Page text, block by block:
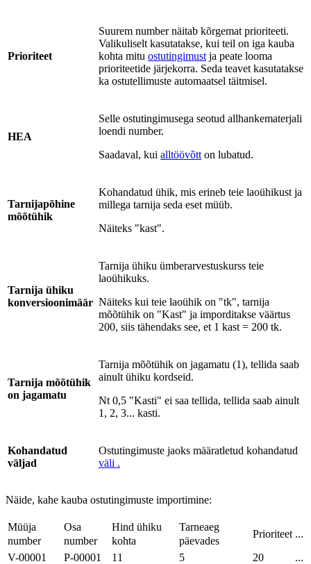
Prioriteet
Suurem number näitab kõrgemat prioriteeti.
Valikuliselt kasutatakse, kui teil on iga kauba
kohta mitu ostutingimust ja peate looma
prioriteetide järjekorra. Seda teavet kasutatakse
ka ostutellimuste automaatsel täitmisel.
HEA
Selle ostutingimusega seotud allhankematerjali
loendi number.
Saadaval, kui alltöövõtt on lubatud.
Tarnijapõhine
mõõtühik
Kohandatud ühik, mis erineb teie laoühikust ja
millega tarnija seda eset müüb.
Näiteks "kast".
Tarnija ühiku
konversioonimäär
Tarnija ühiku ümberarvestuskurss teie
laoühikuks.
Näiteks kui teie laoühik on "tk", tarnija
mõõtühik on "Kast" ja imporditakse väärtus
200, siis tähendaks see, et 1 kast = 200 tk.
Tarnija mõõtühik
on jagamatu
Tarnija mõõtühik on jagamatu (1), tellida saab
ainult ühiku kordseid.
Nt 0,5 "Kasti" ei saa tellida, tellida saab ainult
1, 2, 3... kasti.
Kohandatud
väljad
Ostutingimuste jaoks määratletud kohandatud
väli .
Näide, kahe kauba ostutingimuste importimine:
Müüja
number
Osa
number
Hind ühiku
kohta
Tarneaeg
päevades
Prioriteet ...
V-00001
P-00001 11 5 20 ...